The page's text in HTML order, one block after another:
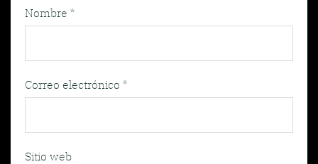
Nombre *
Correo electrónico *
Sitio web